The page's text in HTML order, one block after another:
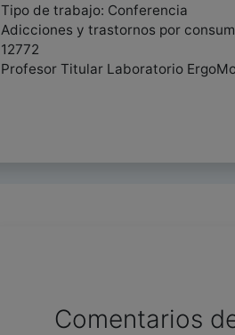
Tipo de trabajo: Conferencia
Adicciones y trastornos por
12772
Profesor Titular Laboratorio
Comentarios